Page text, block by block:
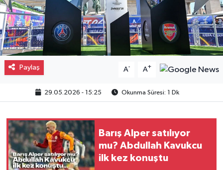
Paylaş A- A+
29.05.2026 - 15:25 Okunma Süresi: 1 Dk
Barış Alper satılıyor
mu? Abdullah Kavukcu
ilk kez konuştu
Spor
Eğitim